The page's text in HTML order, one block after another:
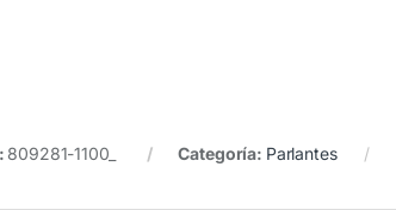
809281-1100_ Categoría: Parlantes